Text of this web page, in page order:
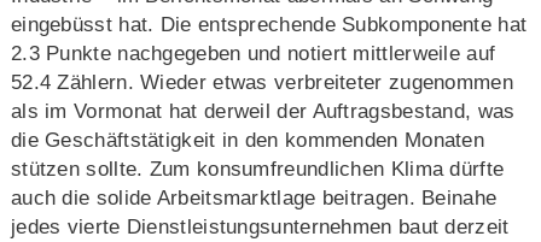
eingebüsst hat. Die entsprechende Subkomponente hat
2.3 Punkte nachgegeben und notiert mittlerweile auf
52.4 Zählern. Wieder etwas verbreiteter zugenommen
als im Vormonat hat derweil der Auftragsbestand, was
die Geschäftstätigkeit in den kommenden Monaten
stützen sollte. Zum konsumfreundlichen Klima dürfte
auch die solide Arbeitsmarktlage beitragen. Beinahe
jedes vierte Dienstleistungsunternehmen baut derzeit